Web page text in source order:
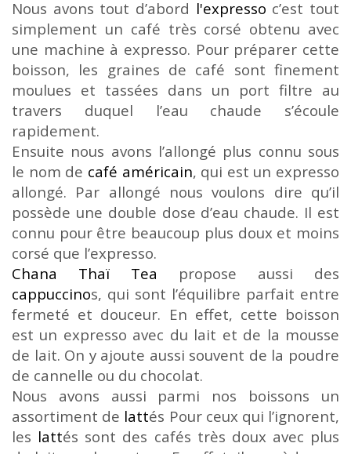
Nous avons tout d’abord l'expresso c’est tout
simplement un café très corsé obtenu avec
une machine à expresso. Pour préparer cette
boisson, les graines de café sont finement
moulues et tassées dans un port filtre au
travers duquel l’eau chaude s’écoule
rapidement.
Ensuite nous avons l’allongé plus connu sous
le nom de café américain, qui est un expresso
allongé. Par allongé nous voulons dire qu’il
possède une double dose d’eau chaude. Il est
connu pour être beaucoup plus doux et moins
corsé que l’expresso.
Chana Thaï Tea
propose aussi des
cappuccinos, qui sont l’équilibre parfait entre
fermeté et douceur. En effet, cette boisson
est un expresso avec du lait et de la mousse
de lait. On y ajoute aussi souvent de la poudre
de cannelle ou du chocolat.
Nous avons aussi parmi nos boissons un
assortiment de lattés Pour ceux qui l’ignorent,
les lattés sont des cafés très doux avec plus